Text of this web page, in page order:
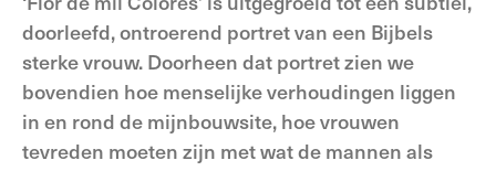
doorleefd, ontroerend portret van een Bijbels
sterke vrouw. Doorheen dat portret zien we
bovendien hoe menselijke verhoudingen liggen
in en rond de mijnbouwsite, hoe vrouwen
tevreden moeten zijn met wat de mannen als